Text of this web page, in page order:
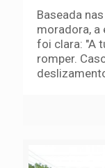
Baseada
moradora, a
foi clara: "A
romper.